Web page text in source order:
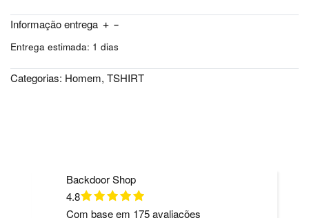
Informação entrega
Entrega estimada: 1 dias
Categorias: Homem, TSHIRT
Backdoor Shop
4.8
Com base em 175avaliações